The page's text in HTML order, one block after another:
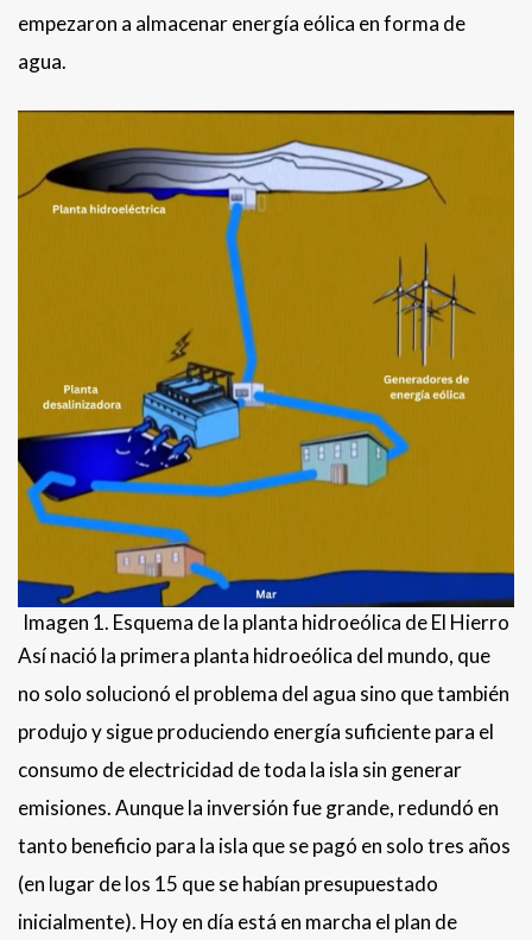
empezaron a almacenar energía eólica en forma de
agua.
Imagen 1. Esquema de la planta hidroeólica de El Hierro
Así nació la primera planta hidroeólica del mundo, que
no solo solucionó el problema del agua sino que también
produjo y sigue produciendo energía suficiente para el
consumo de electricidad de toda la isla sin generar
emisiones. Aunque la inversión fue grande, redundó en
tanto beneficio para la isla que se pagó en solo tres años
(en lugar de los 15 que se habían presupuestado
inicialmente). Hoy en día está en marcha el plan de